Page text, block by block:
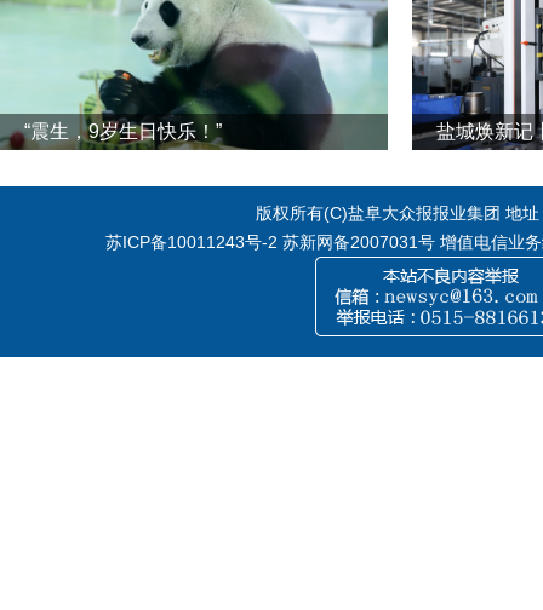
“震生，9岁生日快乐！”
版权所有(C)盐阜大众报报业集团 地
苏ICP备10011243号-2 苏新网备2007031号 增值电信业